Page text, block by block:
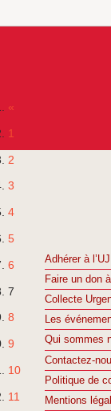
«
1
2
3
4
5
6
7
8
9
10
11
Adhérer à
Faire un don
Collecte
Les
Qui sommes
Contactez-
Politique de
Mentions